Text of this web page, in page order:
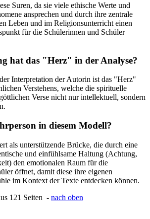
Suren, da sie viele ethische Werte und
ansprechen und durch ihre zentrale
Leben und im Religionsunterricht einen
für die Schülerinnen und Schüler
hat das "Herz" in der Analyse?
Interpretation der Autorin ist das "Herz"
Verstehens, welche die spirituelle
Verse nicht nur intellektuell, sondern
in diesem Modell?
als unterstützende Brücke, die durch eine
und einfühlsame Haltung (Achtung,
den emotionalen Raum für die
öffnet, damit diese ihre eigenen
im Kontext der Texte entdecken können.
121 Seiten - nach oben